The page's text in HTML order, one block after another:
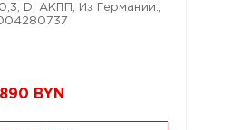
D; АКПП; Из Германии.;
BYN